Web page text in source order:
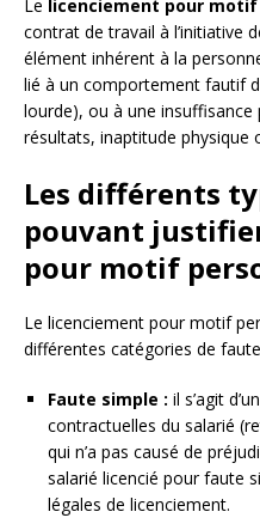
Le licenciement pour
contrat de travail à l’initiative
élément inhérent à la
lié à un comportement fautif
lourde), ou à une
résultats, inaptitude physique
Les différents
pouvant
pour motif
Le licenciement pour motif
différentes catégories de
Faute simple : il s’agit
contractuelles du salarié
qui n’a pas causé de
salarié licencié pour faute
légales de licenciement.